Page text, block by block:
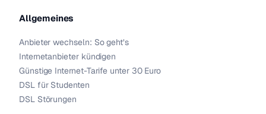
Allgemeines
Anbieter wechseln: So geht’s
Internetanbieter kündigen
Günstige Internet-Tarife unter 30 Euro
DSL für Studenten
DSL Störungen